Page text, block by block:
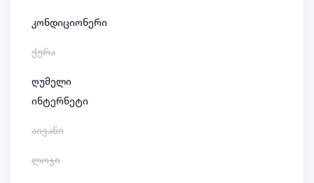
კონდიციონერი
ქურა
ღუმელი
ინტერნეტი
აივანი
ლოჯი